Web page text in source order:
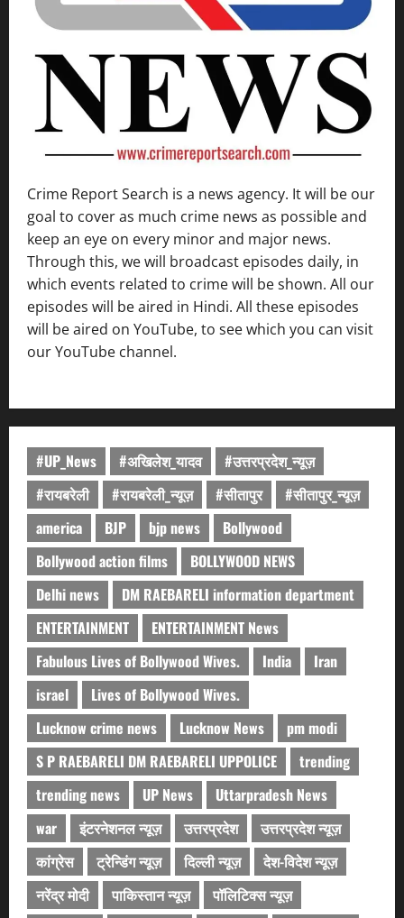
Crime Report Search is a news agency. It will be our
goal to cover as much crime news as possible and
keep an eye on every minor and major news.
Through this, we will broadcast episodes daily, in
which events related to crime will be shown. All our
episodes will be aired in Hindi. All these episodes
will be aired on YouTube, to see which you can visit
our YouTube channel.
#UP_News #अखिलेश_यादव
#उत्तरप्रदेश_न्यूज़
#रायबरेली
#रायबरेली_न्यूज़ #सीतापुर
#सीतापुर_न्यूज़
america
BJP bjp news
Bollywood
Bollywood action films
BOLLYWOOD NEWS
Delhi news
DM RAEBARELI information department
ENTERTAINMENT
ENTERTAINMENT News
Fabulous Lives of Bollywood Wives.
India
Iran
israel
Lives of Bollywood Wives.
Lucknow crime news
Lucknow News
pm modi
S P RAEBARELI DM RAEBARELI UPPOLICE
trending
trending news
UP News
Uttarpradesh News
war
इंटरनेशनल न्यूज़ उत्तरप्रदेश
उत्तरप्रदेश न्यूज़
कांग्रेस
ट्रेन्डिंग न्यूज़ दिल्ली न्यूज़
देश-विदेश न्यूज़
नरेंद्र मोदी
पाकिस्तान न्यूज़
पॉलिटिक्स न्यूज़